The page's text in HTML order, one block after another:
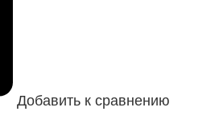
Добавить к сравнению